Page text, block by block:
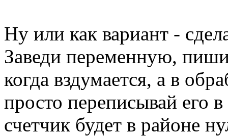
Ну или как вариант -
Заведи переменную,
когда вздумается, а в
просто переписывай его
счетчик будет в районе